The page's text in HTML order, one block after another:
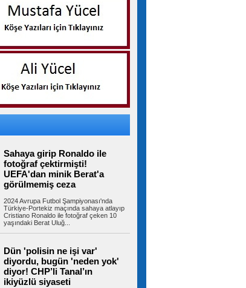
Sakarya kıyılarında hareketli
Denizde gizemli İHA bulundu
cankurtaranlar, kıyıdan 500 metre
Devlet Bahçeli 20 bin kişinin
düğünde nikah şahidi oldu
İl Başkanı Alparslan Doğan’ın oğlu
ile Zehra Çelik,...
Fantezi Lig'i kuruluyor: Ödülü de
Federasyonu, herkesin
"Fantezi Lig" projesini...
Terörsüz Türkiye yasa teklifi,
Komisyonu'nda kabul edildi
amacıyla hazırlanan...
Sahaya girip Ronaldo ile
fotoğraf çektirmişti!
UEFA'dan minik Berat'a
görülmemiş ceza
2024 Avrupa Futbol Şampiyonası'nda
Türkiye-Portekiz maçında sahaya atlayıp
Cristiano Ronaldo ile fotoğraf çeken 10
yaşındaki Berat Uluğ...
Dün 'polisin ne işi var'
diyordu, bugün 'neden yok'
diyor! CHP’li Tanal’ın
ikiyüzlü siyaseti